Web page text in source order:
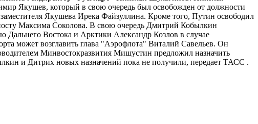
Якушев, который в свою очередь был освобожден от должности
Якушева Ирека Файзуллина. Кроме того, Путин освободил
Максима Соколова. В свою очередь Дмитрий Кобылкин
Востока и Арктики Александр Козлов в случае
может возглавить глава "Аэрофлота" Виталий Савельев. Он
Минвостокразвития Мишустин предложил назначить
и Дитрих новых назначений пока не получили, передает ТАСС .